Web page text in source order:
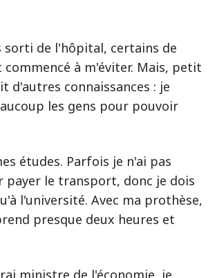
sorti de l'hôpital, certains de
commencé à m'éviter. Mais, petit
d'autres connaissances : je
les gens pour pouvoir
études. Parfois je n'ai pas
payer le transport, donc je dois
l'université. Avec ma prothèse,
presque deux heures et
ministre de l'économie, je